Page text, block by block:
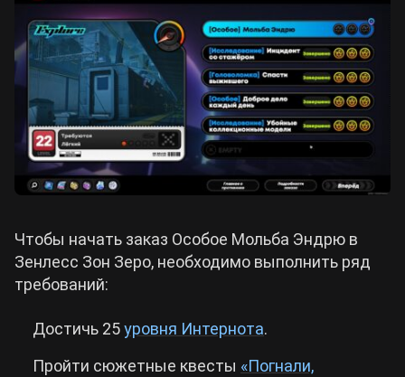
Чтобы начать заказ Особое Мольба Эндрю в
Зенлесс Зон Зеро, необходимо выполнить ряд
требований:
Достичь 25уровня Интернота.
Пройти сюжетные квесты «Погнали,